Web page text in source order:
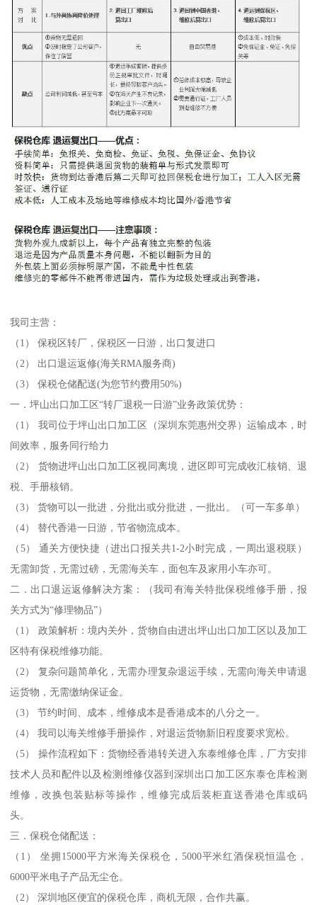
我司主营：
（1） 保税区转厂，保税区一日游，出口复进口
（2） 出口退运返修(海关RMA服务商)
（3） 保税仓储配送(为您节约费用50%)
一．坪山出口加工区“转厂退税一日游”业务政策优势：
（1） 我司位于坪山出口加工区（深圳东莞惠州交界）运输成本，时
间效率，服务同行给力
（2） 货物进坪山出口加工区视同离境，进区即可完成收汇核销、退
税、手册核销。
（3） 货物可以一批进，分批出或分批进，一批出。（可一车多单）
（4） 替代香港一日游，节省物流成本。
（5） 通关方便快捷（进出口报关共1-2小时完成，一周出退税联）
无需卸货，无需过磅，无需海关车，面包车及家用小车亦可。
二．出口退运返修解决方案：（我司有海关特批保税维修手册，报
关方式为“修理物品”）
（1） 政策解析：境内关外，货物自由进出坪山出口加工区以及加工
区特有保税维修功能。
（2） 复杂问题简单化，无需办理复杂退运手续，无需向海关申请退
运货物，无需缴纳保证金。
（3） 节约时间、成本，维修成本是香港成本的八分之一。
（4） 我司以海关维修手册操作，对退运货物新旧程度要求宽松。
（5） 操作流程如下：货物经香港转关进入东泰维修仓库，厂方安排
技术人员和配件以及检测维修仪器到深圳出口加工区东泰仓库检测
维修，改换包装贴标等操作，维修完成后装柜直送香港仓库或码
头。
三．保税仓储配送：
（1） 坐拥15000平方米海关保税仓，5000平米红酒保税恒温仓，
6000平米电子产品无尘仓。
（2） 深圳地区便宜的保税仓库，商机无限，合作共赢。